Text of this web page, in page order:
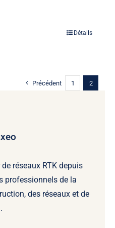
Détails
Précédent 1 2
réseaux RTK depuis
professionnels de la
des réseaux et de